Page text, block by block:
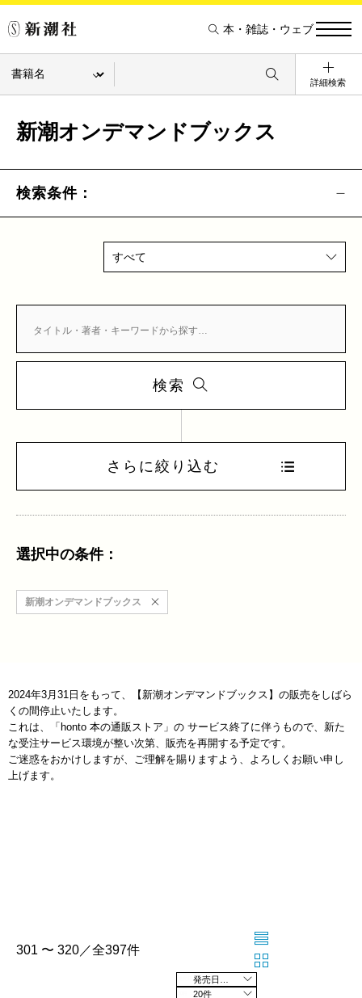
本・雑誌・ウェブ
詳細検索
新潮オンデマンドブックス
検索条件：
すべて
検索
さらに絞り込む
選択中の条件：
新潮オンデマンドブックス
2024年3月31日をもって、【新潮オンデマンドブックス】の販売をしばら
くの間停止いたします。
これは、「honto 本の通販ストア」の サービス終了に伴うもので、新た
な受注サービス環境が整い次第、販売を再開する予定です。
ご迷惑をおかけしますが、ご理解を賜りますよう、よろしくお願い申し
上げます。
301 〜 320／全397件
20件